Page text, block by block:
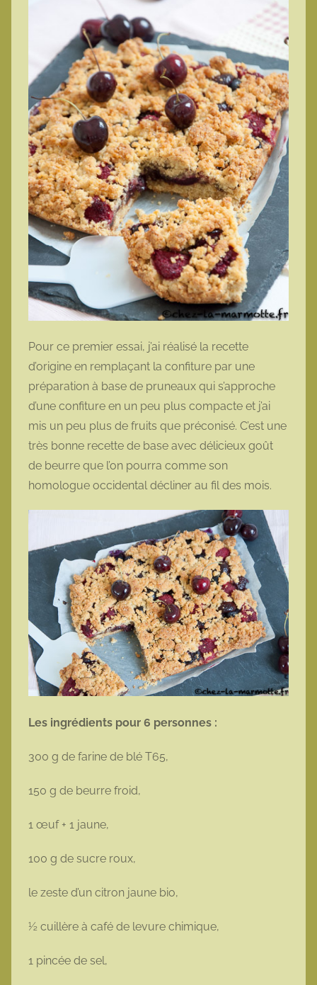
Pour ce premier essai, j’ai réalisé la recette
d’origine en remplaçant la confiture par une
préparation à base de pruneaux qui s’approche
d’une confiture en un peu plus compacte et j’ai
mis un peu plus de fruits que préconisé. C’est une
très bonne recette de base avec délicieux goût
de beurre que l’on pourra comme son
homologue occidental décliner au fil des mois.
Les ingrédients pour 6 personnes :
300 g de farine de blé T65,
150 g de beurre froid,
1 œuf + 1 jaune,
100 g de sucre roux,
le zeste d’un citron jaune bio,
½ cuillère à café de levure chimique,
1 pincée de sel,